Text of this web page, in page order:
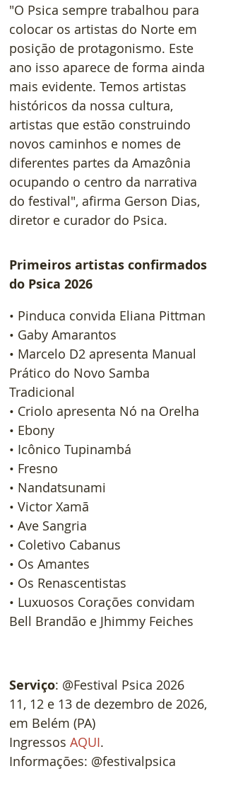
"O Psica sempre trabalhou para
colocar os artistas do Norte em
posição de protagonismo. Este
ano isso aparece de forma ainda
mais evidente. Temos artistas
históricos da nossa cultura,
artistas que estão construindo
novos caminhos e nomes de
diferentes partes da Amazônia
ocupando o centro da narrativa
do festival", afirma Gerson Dias,
diretor e curador do Psica.
Primeiros artistas confirmados
do Psica 2026
• Pinduca convida Eliana Pittman
• Gaby Amarantos
• Marcelo D2 apresenta Manual
Prático do Novo Samba
Tradicional
• Criolo apresenta Nó na Orelha
• Ebony
• Icônico Tupinambá
• Fresno
• Nandatsunami
• Victor Xamã
• Ave Sangria
• Coletivo Cabanus
• Os Amantes
• Os Renascentistas
• Luxuosos Corações convidam
Bell Brandão e Jhimmy Feiches
Serviço: @Festival Psica 2026
11, 12 e 13 de dezembro de 2026,
em Belém (PA)
Ingressos AQUI.
Informações: @festivalpsica